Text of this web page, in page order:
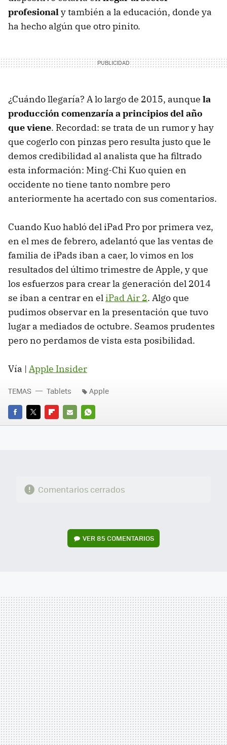
profesionaly también a la educación, donde ya
ha hecho algún que otro pinito.
¿Cuándo llegaría? A lo largo de 2015, aunque la
producción comenzaría a principios del año
que viene. Recordad: se trata de un rumor y hay
que cogerlo con pinzas pero resulta justo que le
demos credibilidad al analista que ha filtrado
esta información: Ming-Chi Kuo quien en
occidente no tiene tanto nombre pero
anteriormente ha acertado con sus comentarios.
Cuando Kuo habló del iPad Pro por primera vez,
en el mes de febrero, adelantó que las ventas de
familia de iPads iban a caer, lo vimos en los
resultados del último trimestre de Apple, y que
los esfuerzos para crear la generación del 2014
se iban a centrar en eliPad Air 2. Algo que
pudimos observar en la presentación que tuvo
lugar a mediados de octubre. Seamos prudentes
pero no perdamos de vista esta posibilidad.
Vía | Apple Insider
FACEBOOK
TWITTERFLIPBOARD
E-
WHATSAPP
TEMAS Tablets Apple
Comentarios cerrados
VER85 COMENTARIOS